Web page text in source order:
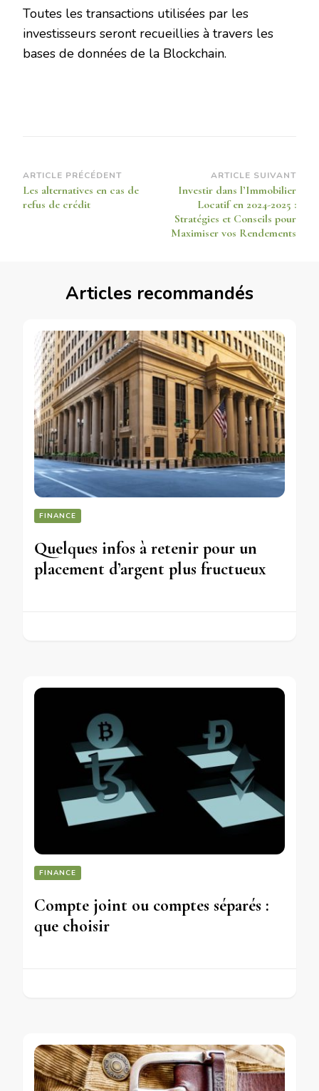
Toutes les transactions utilisées par les
investisseurs seront recueillies à travers les
bases de données de la Blockchain.
Navigation
d’article
ARTICLE PRÉCÉDENT
Les alternatives en cas de
refus de crédit
ARTICLE SUIVANT
Investir dans l’Immobilier
Locatif en 2024-2025 :
Stratégies et Conseils pour
Maximiser vos Rendements
Articles recommandés
FINANCE
Quelques infos à retenir pour un
placement d’argent plus fructueux
FINANCE
Compte joint ou comptes séparés :
que choisir